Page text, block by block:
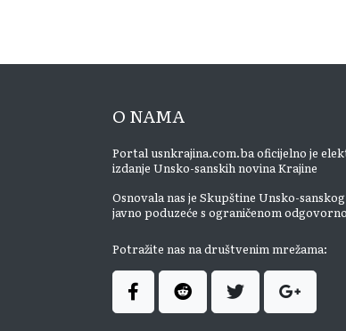
O NAMA
Portal usnkrajina.com.ba oficijelno je
izdanje Unsko-sanskih novina Krajine
Osnovala nas je Skupštine Unsko-
javno poduzeće s ograničenom
Potražite nas na društvenim mrežama: